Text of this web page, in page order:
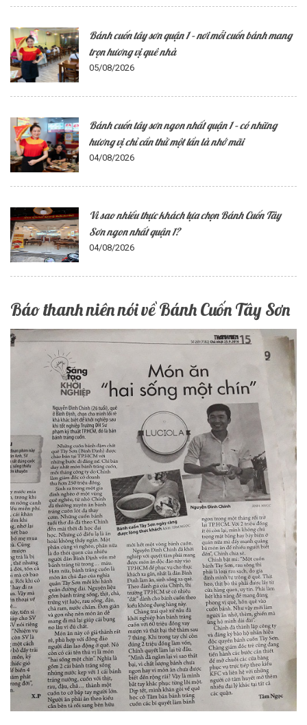
Bánh cuốn tây sơn quận 1 – nơi mỗi cuốn bánh mang
trọn hương vị quê nhà
05/08/2026
Bánh cuốn tây sơn ngon nhất quận 1 – có những
hương vị chỉ cần thử một lần là nhớ mãi
04/08/2026
Vì sao nhiều thực khách lựa chọn Bánh Cuốn Tây
Sơn ngon nhất quận 1?
04/08/2026
Báo thanh niên nói về Bánh Cuốn Tây Sơn